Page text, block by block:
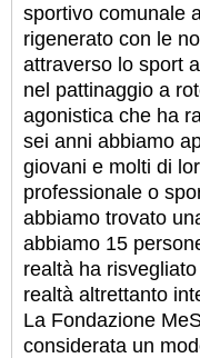
sportivo comunale
rigenerato con le
attraverso lo sport
nel pattinaggio a
agonistica che ha
sei anni abbiamo
giovani e molti di
professionale o
abbiamo trovato
abbiamo 15
realtà ha
realtà altrettanto
La Fondazione
considerata un